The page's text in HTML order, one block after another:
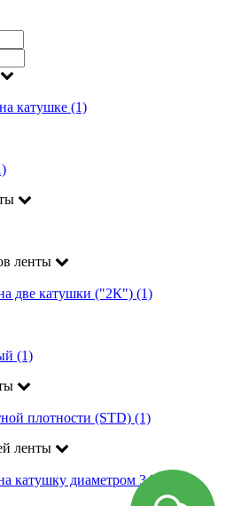
катушке (1)
ленты
две катушки ("2К") (1)
(1)
плотности (STD) (1)
ленты
катушку диаметром 34мм (1)